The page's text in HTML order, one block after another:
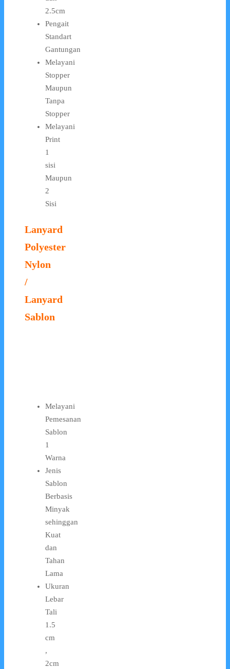
2.5cm
Pengait
Standart
Gantungan
Melayani
Stopper
Maupun
Tanpa
Stopper
Melayani
Print
1
sisi
Maupun
2
Sisi
Lanyard
Polyester
Nylon
/
Lanyard
Sablon
Melayani
Pemesanan
Sablon
1
Warna
Jenis
Sablon
Berbasis
Minyak
sehinggan
Kuat
dan
Tahan
Lama
Ukuran
Lebar
Tali
1.5
cm
,
2cm